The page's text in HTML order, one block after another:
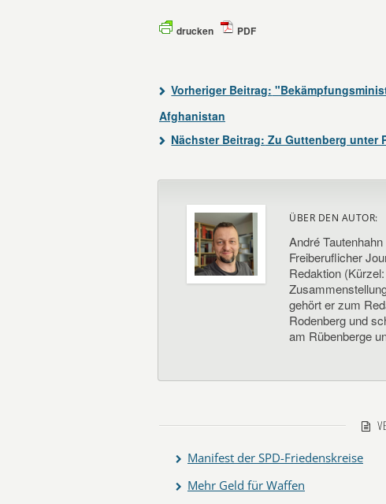
drucken PDF
Vorheriger Beitrag:
Afghanistan
Nächster Beitrag: Zu Guttenberg unter
ÜBER DEN AUTOR:
André
Freiberuflicher
Redaktion
gehört er zum
Rodenberg und
am Rübenberge
Manifest der SPD-Friedenskreise
Mehr Geld für Waffen